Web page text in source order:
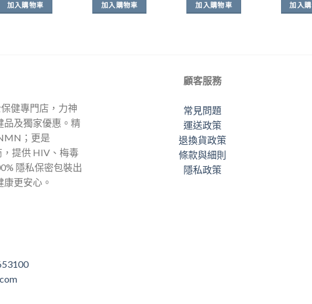
加入購物車 加入購物車 加入購物車 加入
健專門店，力神
品及獨家優惠。精
；更是
提供 HIV、梅毒
隱私保密包裝出
更安心。
顧客服務
常見問題
運送政策
退換貨政策
條款與細則
隱私政策